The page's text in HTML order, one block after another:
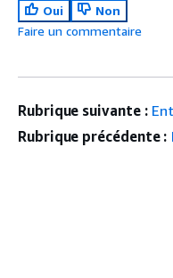
Oui
Non
Faire un commentaire
Rubrique suivante :
Rubrique précédente :